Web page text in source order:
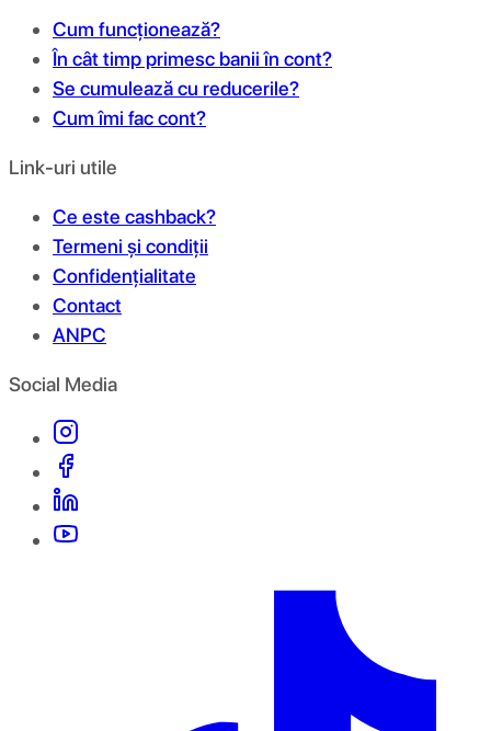
Cum funcționează?
În cât timp primesc banii în cont?
Se cumulează cu reducerile?
Cum îmi fac cont?
Link-uri utile
Ce este cashback?
Termeni și condiții
Confidențialitate
Contact
ANPC
Social Media